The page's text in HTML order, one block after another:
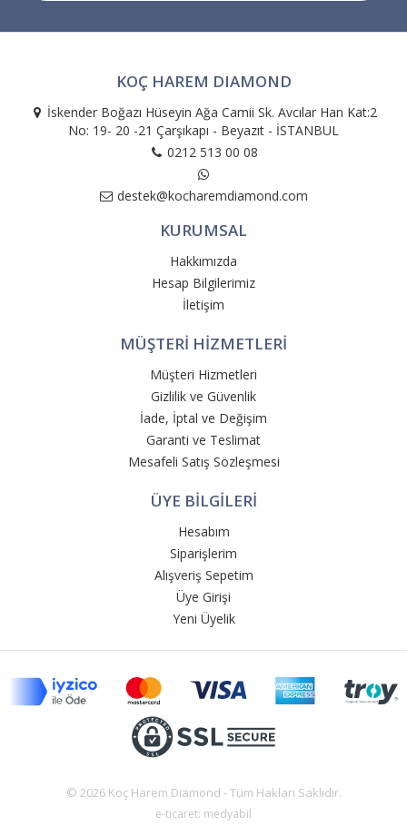
KOÇ HAREM DIAMOND
İskender Boğazı Hüseyin Ağa Camii Sk. Avcılar Han Kat:2
No: 19- 20 -21 Çarşıkapı - Beyazıt - İSTANBUL
0212 513 00 08
destek@kocharemdiamond.com
KURUMSAL
Hakkımızda
Hesap Bilgilerimiz
İletişim
MÜŞTERİ HİZMETLERİ
Müşteri Hizmetleri
Gizlilik ve Güvenlik
İade, İptal ve Değişim
Garanti ve Teslimat
Mesafeli Satış Sözleşmesi
ÜYE BİLGİLERİ
Hesabım
Siparişlerim
Alışveriş Sepetim
Üye Girişi
Yeni Üyelik
© 2026 Koç Harem Diamond - Tüm Hakları Saklıdır.
e-ticaret: medyabil